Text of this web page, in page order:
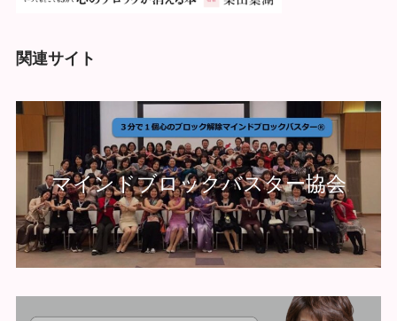
関連サイト
マインドブロックバスター協会